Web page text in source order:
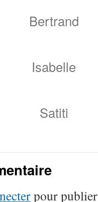
Bertrand
Isabelle
Satiti
pour